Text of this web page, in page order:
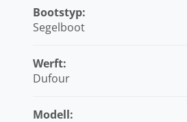
Bootstyp:
Segelboot
Werft:
Dufour
Modell: